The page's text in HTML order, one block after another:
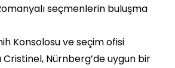
seçmenlerin buluşma
Konsolosu ve seçim ofisi
Nürnberg’de uygun bir